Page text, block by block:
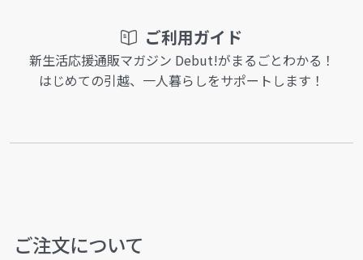
ご利用ガイド
新生活応援通販マガジン Debut!がまるごとわかる！
はじめての引越、一人暮らしをサポートします！
ご注文について